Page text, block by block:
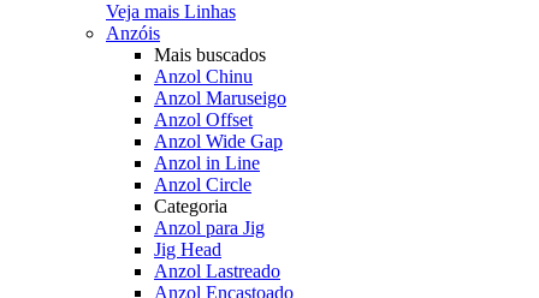
Veja mais Linhas
Anzóis
Mais buscados
Anzol Chinu
Anzol Maruseigo
Anzol Offset
Anzol Wide Gap
Anzol in Line
Anzol Circle
Categoria
Anzol para Jig
Jig Head
Anzol Lastreado
Anzol Encastoado